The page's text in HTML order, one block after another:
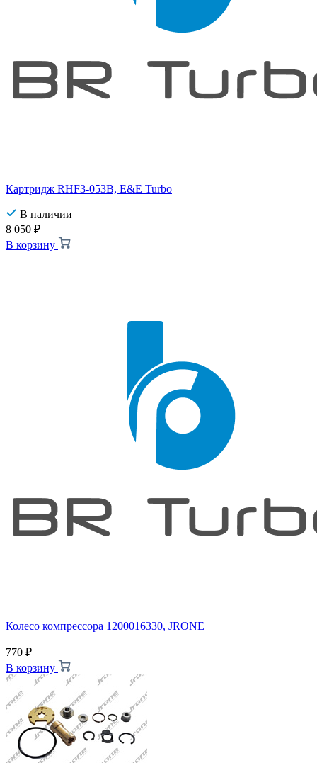
Картридж RHF3-053B, E&E Turbo
В наличии
8 050 ₽
В корзину
Колесо компрессора 1200016330, JRONE
770 ₽
В корзину